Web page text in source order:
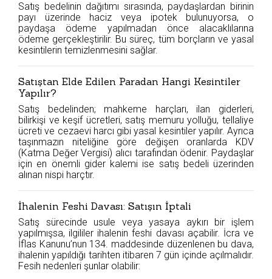
Satış bedelinin dağıtımı sırasında, paydaşlardan birinin
payı üzerinde haciz veya ipotek bulunuyorsa, o
paydaşa ödeme yapılmadan önce alacaklılarına
ödeme gerçekleştirilir. Bu süreç, tüm borçların ve yasal
kesintilerin temizlenmesini sağlar.
Satıştan Elde Edilen Paradan Hangi Kesintiler
Yapılır?
Satış bedelinden; mahkeme harçları, ilan giderleri,
bilirkişi ve keşif ücretleri, satış memuru yolluğu, tellaliye
ücreti ve cezaevi harcı gibi yasal kesintiler yapılır. Ayrıca
taşınmazın niteliğine göre değişen oranlarda KDV
(Katma Değer Vergisi) alıcı tarafından ödenir. Paydaşlar
için en önemli gider kalemi ise satış bedeli üzerinden
alınan nispi harçtır.
İhalenin Feshi Davası: Satışın İptali
Satış sürecinde usule veya yasaya aykırı bir işlem
yapılmışsa, ilgililer ihalenin feshi davası açabilir. İcra ve
İflas Kanunu’nun 134. maddesinde düzenlenen bu dava,
ihalenin yapıldığı tarihten itibaren 7 gün içinde açılmalıdır.
Fesih nedenleri şunlar olabilir: